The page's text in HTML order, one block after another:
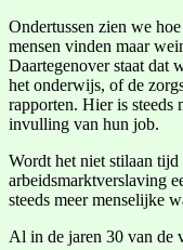
Ondertussen zien we
mensen vinden maar
Daartegenover staat dat
het onderwijs, of de
rapporten. Hier is
invulling van hun job.
Wordt het niet stilaan
arbeidsmarktverslaving
steeds meer menselijke
Al in de jaren 30 van de